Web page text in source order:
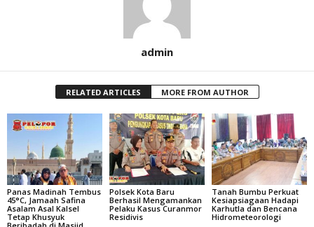
admin
RELATED ARTICLES MORE FROM AUTHOR
Panas Madinah Tembus
45°C, Jamaah Safina
Asalam Asal Kalsel
Tetap Khusyuk
Polsek Kota Baru
Berhasil Mengamankan
Pelaku Kasus Curanmor
Residivis
Tanah Bumbu Perkuat
Kesiapsiagaan Hadapi
Karhutla dan Bencana
Hidrometeorologi